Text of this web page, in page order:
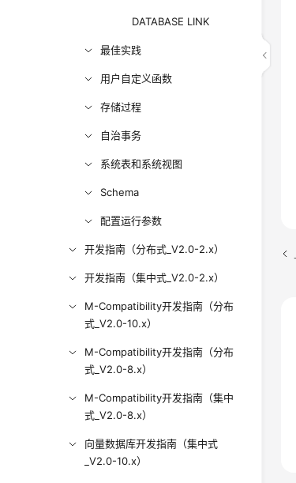
DATABASE LINK
最佳实践
用户自定义函数
存储过程
自治事务
系统表和系统视图
Schema
配置运行参数
开发指南（分布式_V2.0-2.x）
开发指南（集中式_V2.0-2.x）
M-Compatibility开发指南（分布
式_V2.0-10.x）
M-Compatibility开发指南（分布
式_V2.0-8.x）
M-Compatibility开发指南（集中
式_V2.0-8.x）
向量数据库开发指南（集中式
_V2.0-10.x）